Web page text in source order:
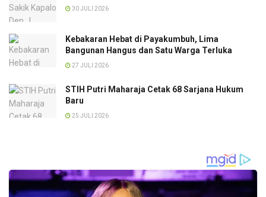
30 JULI 2026
Kebakaran Hebat di Payakumbuh, Lima
Bangunan Hangus dan Satu Warga Terluka
27 JULI 2026
STIH Putri Maharaja Cetak 68 Sarjana Hukum
Baru
25 JULI 2026